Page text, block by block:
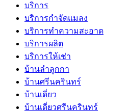
บริการ
บริการกำจัดแมลง
บริการทำความสะอาด
บริการผลิต
บริการให้เช่า
บ้านลำลูกกา
บ้านศรีนครินทร์
บ้านเดี่ยว
บ้านเดี่ยวศรีนครินทร์